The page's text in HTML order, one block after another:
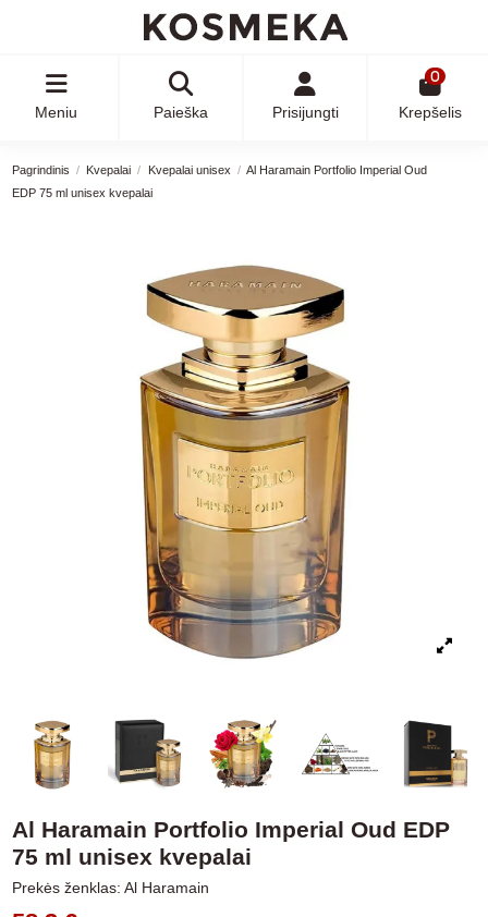
Meniu Paieška Prisijungti
0
Krepšelis
Pagrindinis Kvepalai Kvepalai unisex
Al Haramain Portfolio Imperial Oud
EDP 75 ml unisex kvepalai
Al Haramain Portfolio Imperial Oud EDP
75 ml unisex kvepalai
Prekės ženklas: Al Haramain